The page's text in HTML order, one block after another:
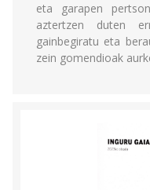
eta garapen
aztertzen duten
gainbegiratu eta
zein gomendioak